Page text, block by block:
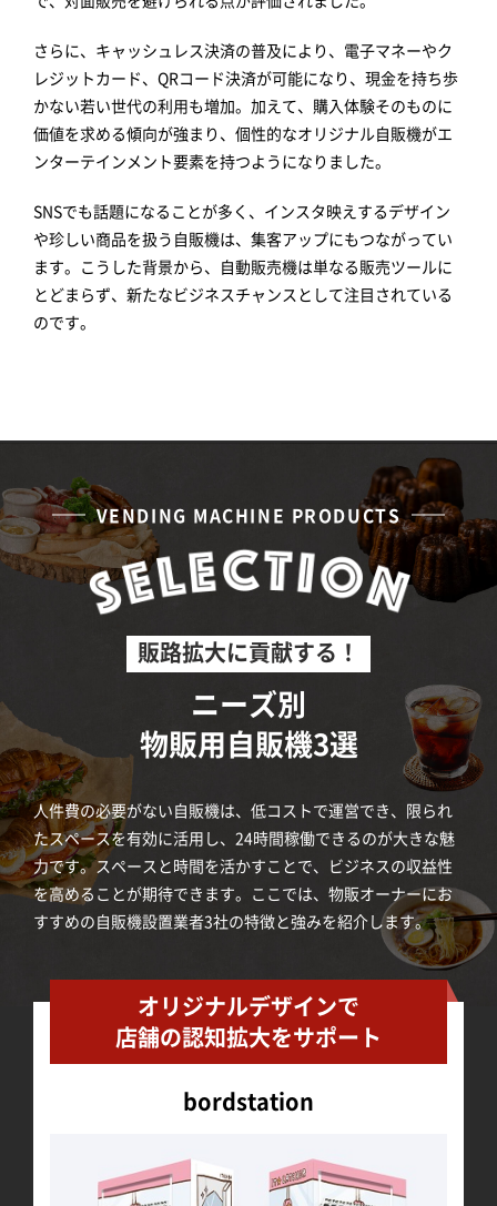
さらに、キャッシュレス決済の普及により、電子マネーやク
レジットカード、QRコード決済が可能になり、現金を持ち歩
かない若い世代の利用も増加。加えて、購入体験そのものに
価値を求める傾向が強まり、個性的なオリジナル自販機がエ
ンターテインメント要素を持つようになりました。
SNSでも話題になることが多く、インスタ映えするデザイン
や珍しい商品を扱う自販機は、集客アップにもつながってい
ます。こうした背景から、自動販売機は単なる販売ツールに
とどまらず、新たなビジネスチャンスとして注目されている
のです。
VENDING MACHINE PRODUCTS
販路拡大に貢献する！
ニーズ別
物販用自販機3選
人件費の必要がない自販機は、低コストで運営でき、限られ
たスペースを有効に活用し、24時間稼働できるのが大きな魅
力です。スペースと時間を活かすことで、ビジネスの収益性
を高めることが期待できます。ここでは、物販オーナーにお
すすめの自販機設置業者3社の特徴と強みを紹介します。
オリジナルデザインで
店舗の認知拡大をサポート
bordstation